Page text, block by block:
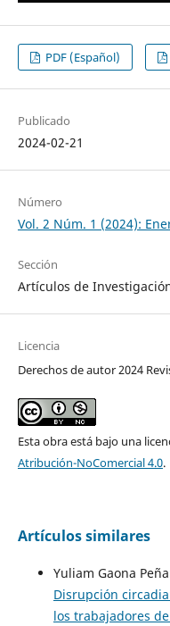
PDF (Español)
Publicado
2024-02-21
Número
Vol. 2 Núm. 1 (2024):
Sección
Artículos de
Licencia
Derechos de autor 2024
Esta obra está bajo una
Atribución-NoComercial 4.0.
Artículos similares
Yuliam Gaona
Disrupción
los trabajadores